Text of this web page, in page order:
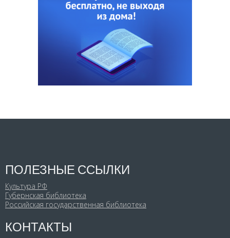
ПОЛЕЗНЫЕ ССЫЛКИ
Культура РФ
Губернская библиотека
Российская государственная библиотека
КОНТАКТЫ